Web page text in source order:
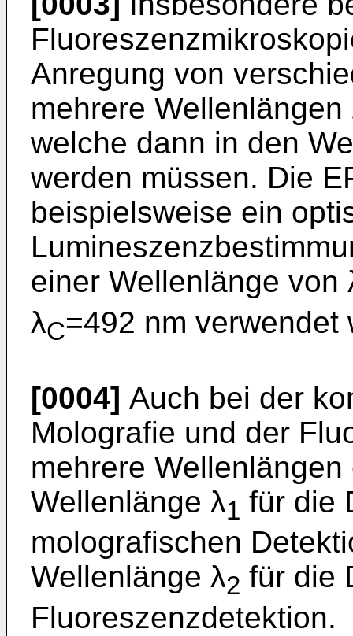
Anregung von
mehrere
welche dann in den
werden müssen. Die
beispielsweise ein
einer Wellenlänge von
λC=492 nm verwendet
[0004] Auch bei der
Molografie und der
mehrere
Wellenlänge λ1 für die
molografischen
Wellenlänge λ2 für die
Fluoreszenzdetektion.